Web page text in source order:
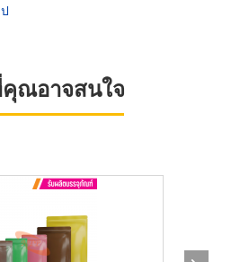
ณอาจสนใจ